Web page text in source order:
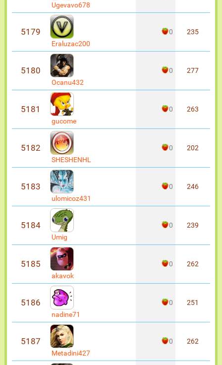
Ugevavo678
5179
Eraluzac200
0 235
5180
Ocanu432
0 277
5181
gucome
0 263
5182
SHESHENHL
0 202
5183
ulomicoz431
0 246
5184
Umig
0 239
5185
akavok
0 262
5186
nadine71
0 251
5187
Metadini427
0 262